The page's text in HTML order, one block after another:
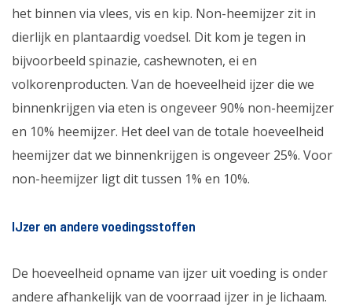
het binnen via vlees, vis en kip. Non-heemijzer zit in
dierlijk en plantaardig voedsel. Dit kom je tegen in
bijvoorbeeld spinazie, cashewnoten, ei en
volkorenproducten. Van de hoeveelheid ijzer die we
binnenkrijgen via eten is ongeveer 90% non-heemijzer
en 10% heemijzer. Het deel van de totale hoeveelheid
heemijzer dat we binnenkrijgen is ongeveer 25%. Voor
non-heemijzer ligt dit tussen 1% en 10%.
IJzer en andere voedingsstoffen
De hoeveelheid opname van ijzer uit voeding is onder
andere afhankelijk van de voorraad ijzer in je lichaam.